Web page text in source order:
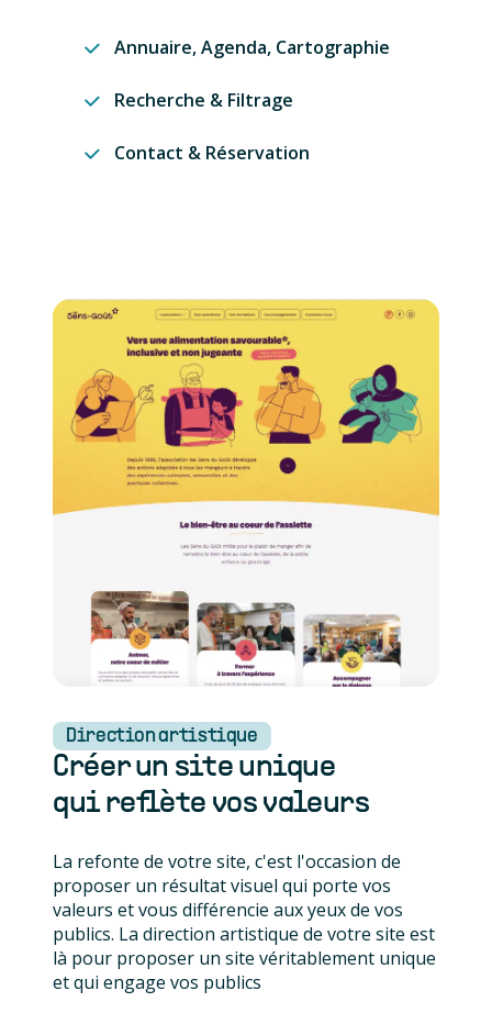
Annuaire, Agenda, Cartographie
Recherche & Filtrage
Contact & Réservation
Direction artistique
Créer un site unique
qui reflète vos valeurs
La refonte de votre site, c'est l'occasion de
proposer un résultat visuel qui porte vos
valeurs et vous différencie aux yeux de vos
publics. La direction artistique de votre site est
là pour proposer un site véritablement unique
et qui engage vos publics